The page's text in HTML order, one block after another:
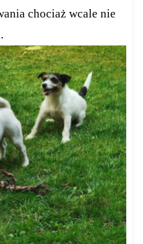
chociaż wcale nie